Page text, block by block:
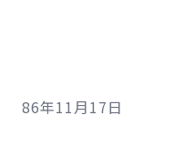
86年11月17日